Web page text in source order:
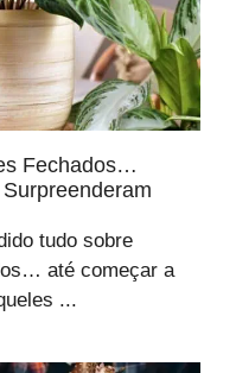
Fechados…
tudo sobre
até começar a
...